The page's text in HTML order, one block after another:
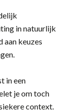
in natuurlijk
aan keuzes
in een
je om toch
context.